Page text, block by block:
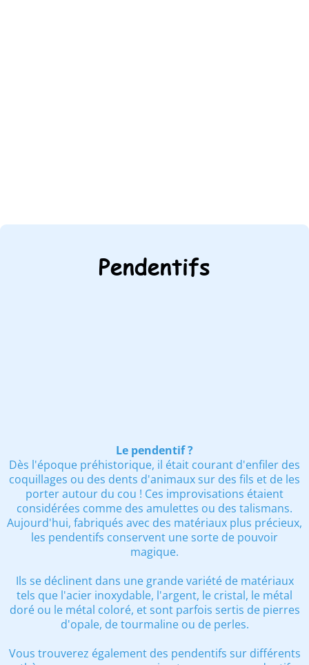
Pendentifs
Le pendentif ?
Dès l'époque préhistorique, il était courant d'enfiler des
coquillages ou des dents d'animaux sur des fils et de les
porter autour du cou ! Ces improvisations étaient
considérées comme des amulettes ou des talismans.
Aujourd'hui, fabriqués avec des matériaux plus précieux,
les pendentifs conservent une sorte de pouvoir
magique.
Ils se déclinent dans une grande variété de matériaux
tels que l'acier inoxydable, l'argent, le cristal, le métal
doré ou le métal coloré, et sont parfois sertis de pierres
d'opale, de tourmaline ou de perles.
Vous trouverez également des pendentifs sur différents